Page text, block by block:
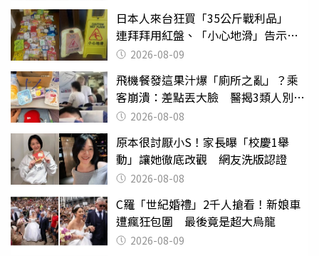
日本人來台狂買「35公斤戰利品」
連拜拜用紅盤、「小心地滑」告示牌
也帶回家
2026-08-09
飛機餐發這果汁爆「廁所之亂」？乘
客崩潰：差點丟大臉 醫揭3類人別亂
喝 2026-08-08
原本很討厭小S！家長曝「校慶1舉
動」讓她徹底改觀 網友洗版認證
2026-08-08
C羅「世紀婚禮」2千人搶看！新娘車
遭瘋狂包圍 最後竟是超大烏龍
2026-08-09